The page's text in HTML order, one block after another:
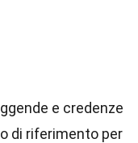
e credenze
di riferimento per